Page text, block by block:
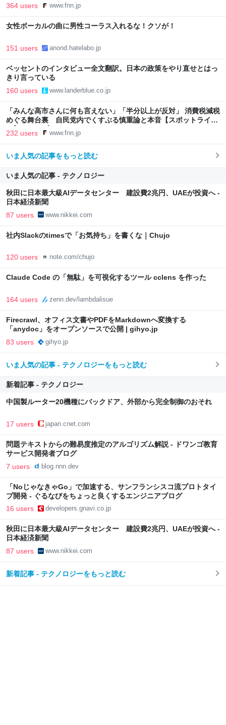
｜FNNプライムオンライン
364 users www.fnn.jp
女性ボーカルの曲に男性コーラス入れるな！クソが！
151 users anond.hatelabo.jp
ベッセントのインタビュー全文翻訳。日本の政策をやり直せとはっ
きり言っている
160 users www.landerblue.co.jp
「みんな高市さんに何も言えない」「半分以上が反対」 消費税減税
めぐる舞台裏 自民党内でくすぶる慎重論と本音【スポットライ
ト】｜FNNプライムオンライン
232 users www.fnn.jp
いま人気の記事をもっと読む
いま人気の記事 - テクノロジー
秋田に日本最大級AIデータセンター 建設費2兆円、UAEが投資へ -
日本経済新聞
87 users www.nikkei.com
社内Slackのtimesで「お気持ち」を書くな｜Chujo
120 users note.com/chujo
Claude Code の「無駄」を可視化するツール cclens を作った
164 users zenn.dev/lambdalisue
Firecrawl、オフィス文書やPDFをMarkdownへ変換する
「anydoc」をオープンソースで公開 | gihyo.jp
83 users gihyo.jp
いま人気の記事 - テクノロジーをもっと読む
新着記事 - テクノロジー
中国製ルーター20機種にバックドア、外部から完全制御のおそれ
17 users japan.cnet.com
問題テキストからの難易度推定のアルゴリズム解説 - ドワンゴ教育
サービス開発者ブログ
7 users blog.nnn.dev
「NoじゃなきゃGo」で加速する、サンフランシスコ流プロトタイ
プ開発 - ぐるなびをちょっと良くするエンジニアブログ
16 users developers.gnavi.co.jp
秋田に日本最大級AIデータセンター 建設費2兆円、UAEが投資へ -
日本経済新聞
87 users www.nikkei.com
新着記事 - テクノロジーをもっと読む